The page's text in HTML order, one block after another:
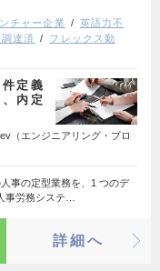
チャー企業
英語力不
達済
フレックス勤
定義
内定
（エンジニアリング・プロ
事の定型業務を、1 つのデ
事労務システ…
詳細へ